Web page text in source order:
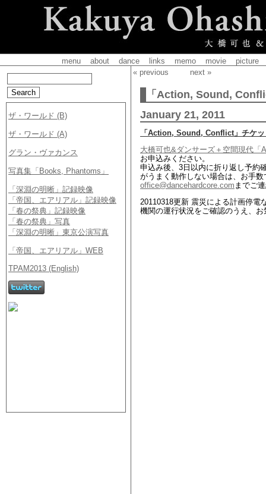
menu about dance links memo movie
picture
« previous
next »
「Action, Sound,
January 21, 2011
「Action, Sound, Conflict」チケ
大橋可也&ダンサーズ＋空間現代「
お申込みください。
申込み後、3日以内に折り返し予約
がうまく動作しない場合は、お手
office@dancehardcore.com までご
20110318更新 震災による計画停電
機関の運行状況をご確認のうえ、